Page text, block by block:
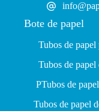
Bote de papel
Tubos de papel
Tubos de papel
PTubos de
Tubos de papel